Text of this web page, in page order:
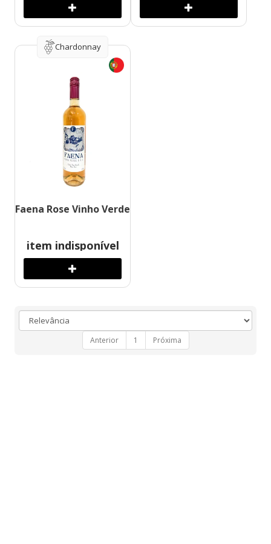
Chardonnay
Faena Rose Vinho Verde
item indisponível
Anterior 1 Próxima